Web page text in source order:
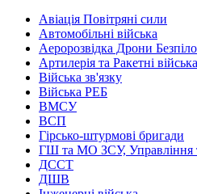
Авіація Повітряні сили
Автомобільні війська
Аеророзвідка Дрони
Артилерія та Ракетні війська
Війська зв'язку
Війська РЕБ
ВМСУ
ВСП
Гірсько-штурмові бригади
ГШ та МО ЗСУ, Управління
ДССТ
ДШВ